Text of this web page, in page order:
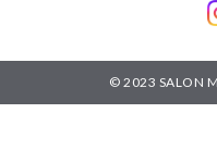
© 2023 SALON